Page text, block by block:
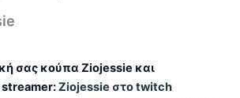
σας κούπα Ziojessie και
streamer:Ziojessie στο twitch